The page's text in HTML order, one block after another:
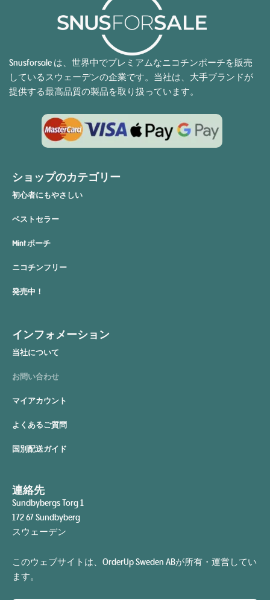
Snusforsale は、世界中でプレミアムなニコチンポーチを販売
しているスウェーデンの企業です。当社は、大手ブランドが
提供する最高品質の製品を取り扱っています。
ショップのカテゴリー
初心者にもやさしい
ベストセラー
Mint ポーチ
ニコチンフリー
発売中！
インフォメーション
当社について
お問い合わせ
マイアカウント
よくあるご質問
国別配送ガイド
連絡先
Sundbybergs Torg 1
172 67 Sundbyberg
スウェーデン
このウェブサイトは、OrderUp Sweden ABが所有・運営してい
ます。